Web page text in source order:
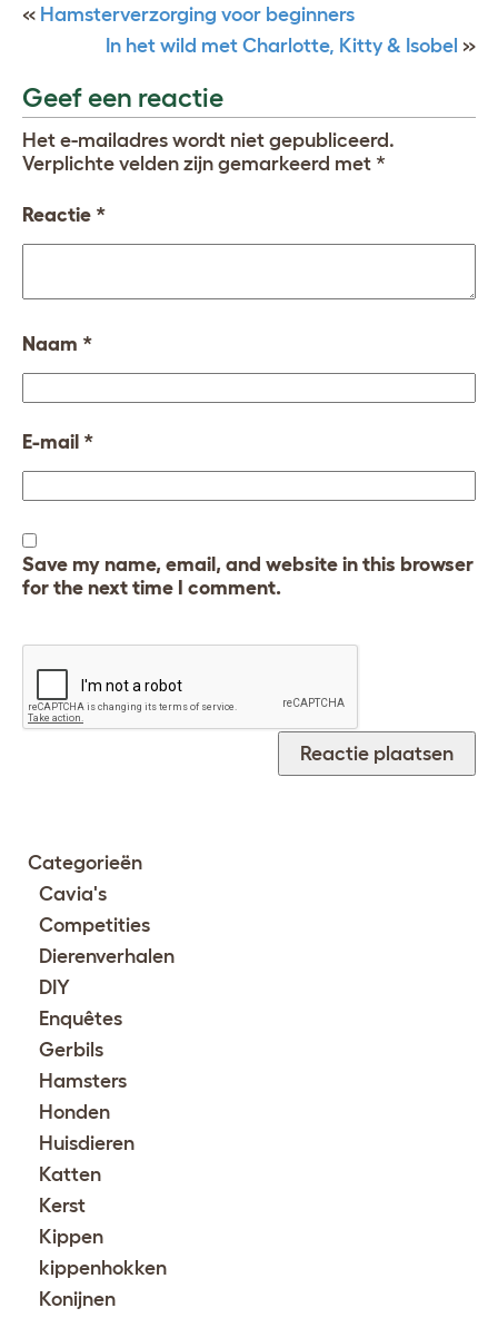
« Hamsterverzorging voor beginners
In het wild met Charlotte, Kitty & Isobel »
Geef een reactie
Het e-mailadres wordt niet gepubliceerd.
Verplichte velden zijn gemarkeerd met *
Reactie *
Naam *
E-mail *
Save my name, email, and website in this browser
for the next time I comment.
Categorieën
Cavia's
Competities
Dierenverhalen
DIY
Enquêtes
Gerbils
Hamsters
Honden
Huisdieren
Katten
Kerst
Kippen
kippenhokken
Konijnen